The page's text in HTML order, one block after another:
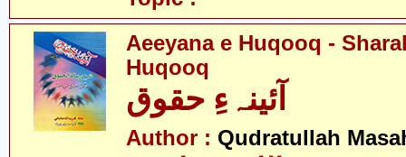
Aeeyana e Huqooq -
Huqooq
آئینہءِ حقوق
Author : Qudratullah